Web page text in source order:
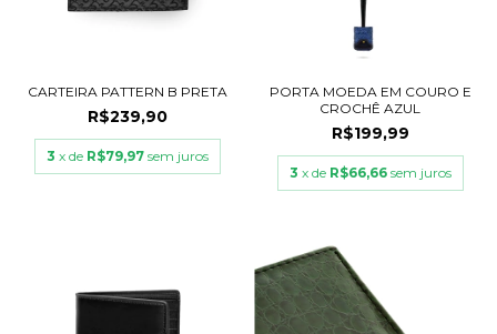
CARTEIRA PATTERN B PRETA
R$239,90
3 x de R$79,97 sem juros
PORTA MOEDA EM COURO E
CROCHÊ AZUL
R$199,99
3 x de R$66,66 sem juros